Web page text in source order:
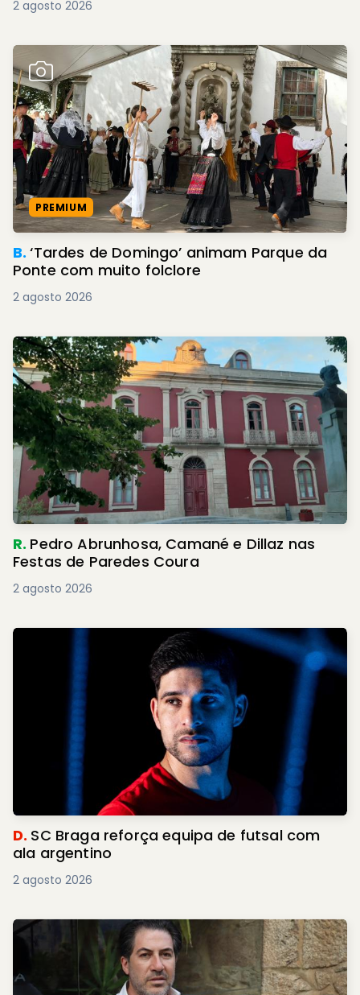
2 agosto 2026
PREMIUM
B.‘Tardes de Domingo’ animam Parque da
Ponte com muito folclore
2 agosto 2026
R. Pedro Abrunhosa, Camané e Dillaz nas
Festas de Paredes Coura
2 agosto 2026
D. SC Braga reforça equipa de futsal com
ala argentino
2 agosto 2026